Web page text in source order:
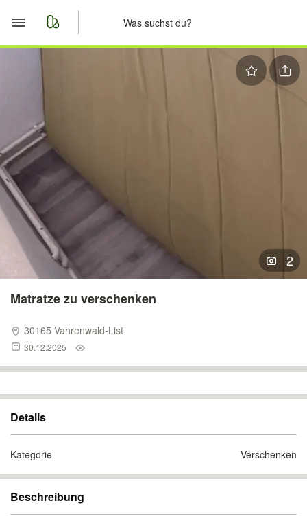
Start
Nachrichten
Anzeige aufgeben
2
Matratze zu verschenken
30165 Vahrenwald-List
30.12.2025
Details
Kategorie Verschenken
Beschreibung